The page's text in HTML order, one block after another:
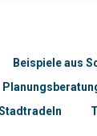
Beispiele aus